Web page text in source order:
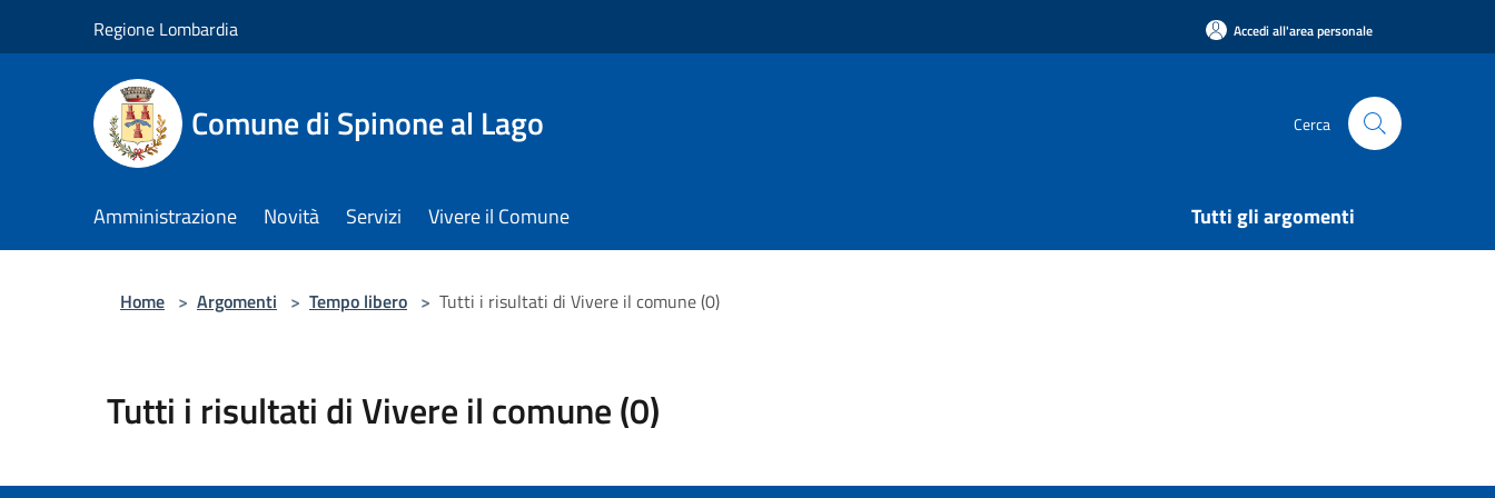
Regione Lombardia Accedi all'area personale
Comune di Spinone al Lago Cerca
Amministrazione Novità Servizi Vivere il Comune Tutti gli argomenti
Home > Argomenti > Tempo libero > Tutti i risultati di Vivere il comune (0)
Tutti i risultati di Vivere il comune (0)